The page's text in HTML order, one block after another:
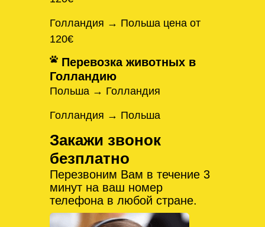
Голландия → Польша цена от
120€
Перевозка животных в
Голландию
Польша → Голландия
Голландия → Польша
Закажи звонок
безплатно
Перезвоним Вам в течение 3
минут на ваш номер
телефона в любой стране.